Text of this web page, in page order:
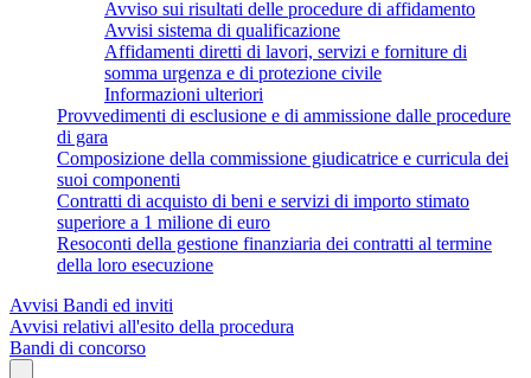
Avviso sui risultati delle procedure di affidamento
Avvisi sistema di qualificazione
Affidamenti diretti di lavori, servizi e forniture di
somma urgenza e di protezione civile
Informazioni ulteriori
Provvedimenti di esclusione e di ammissione dalle procedure
di gara
Composizione della commissione giudicatrice e curricula dei
suoi componenti
Contratti di acquisto di beni e servizi di importo stimato
superiore a 1 milione di euro
Resoconti della gestione finanziaria dei contratti al termine
della loro esecuzione
Avvisi Bandi ed inviti
Avvisi relativi all'esito della procedura
Bandi di concorso